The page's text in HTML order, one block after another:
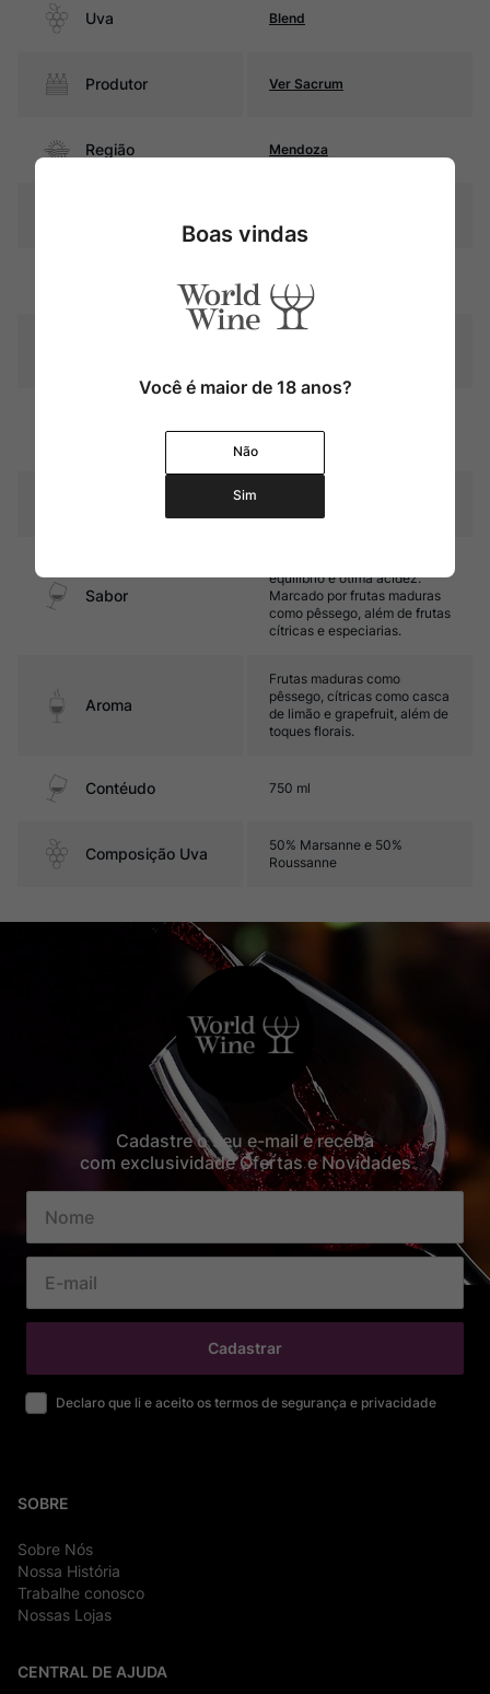
Uva Blend
Produtor Ver Sacrum
Região Mendoza
esverdeados
Amadurecimento
concreto em contato com as
Sabor
equilíbrio e ótima acidez.
Marcado por frutas maduras
como pêssego, além de frutas
cítricas e especiarias.
Aroma
Frutas maduras como
pêssego, cítricas como casca
de limão e grapefruit, além de
toques florais.
Contéudo 750 ml
Composição Uva
50% Marsanne e 50%
Roussanne
Cadastre o seu e-mail e receba
com exclusividade Ofertas e Novidades
Cadastrar
Declaro que li e aceito os termos de segurança e privacidade
SOBRE
Sobre Nós
Nossa História
Trabalhe conosco
Nossas Lojas
CENTRAL DE AJUDA
Boas vindas
Você é maior de 18 anos?
Não
Sim